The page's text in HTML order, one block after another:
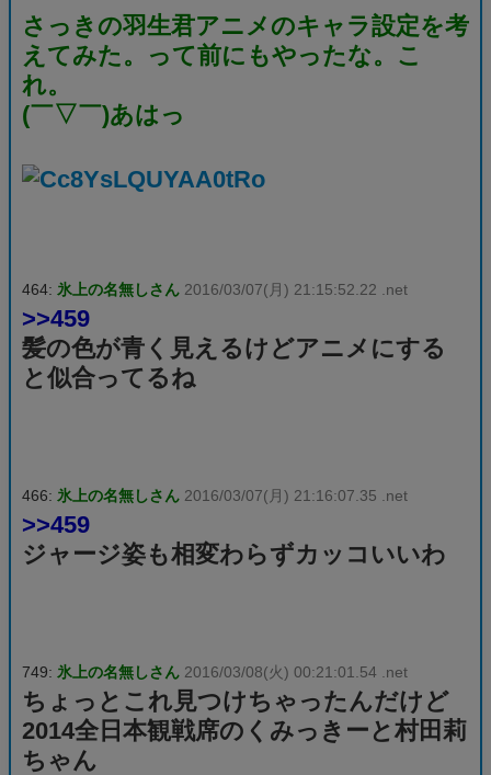
さっきの羽生君アニメのキャラ設定を考
えてみた。って前にもやったな。こ
れ。
(￣▽￣)あはっ
464: 氷上の名無しさん 2016/03/07(月) 21:15:52.22 .net
>>459
髪の色が青く見えるけどアニメにする
と似合ってるね
466: 氷上の名無しさん 2016/03/07(月) 21:16:07.35 .net
>>459
ジャージ姿も相変わらずカッコいいわ
749: 氷上の名無しさん 2016/03/08(火) 00:21:01.54 .net
ちょっとこれ見つけちゃったんだけど
2014全日本観戦席のくみっきーと村田莉
ちゃん